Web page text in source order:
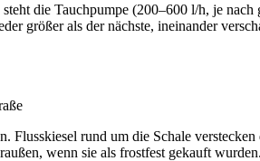
die Tauchpumpe (200–600 l/h, je
größer als der nächste, ineinander
Flusskiesel rund um die Schale
wenn sie als frostfest gekauft wurden.